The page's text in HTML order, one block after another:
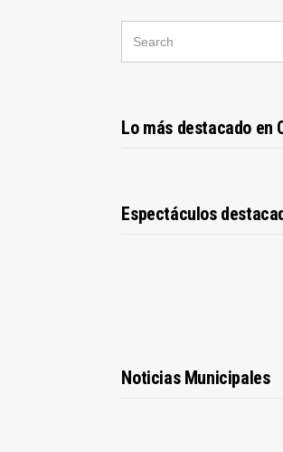
Lo más destacado en
Espectáculos
Noticias Municipales